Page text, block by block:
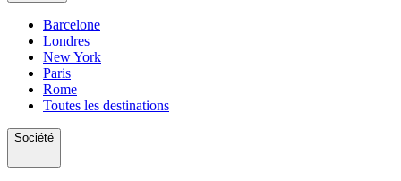
Barcelone
Londres
New York
Paris
Rome
Toutes les destinations
Société